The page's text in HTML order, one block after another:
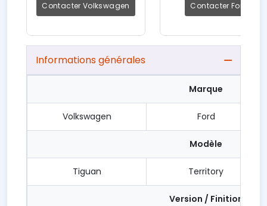
Contacter Volkswagen Contacter Ford
Informations générales
Marque
Volkswagen Ford
Modèle
Tiguan Territory
Version / Finition